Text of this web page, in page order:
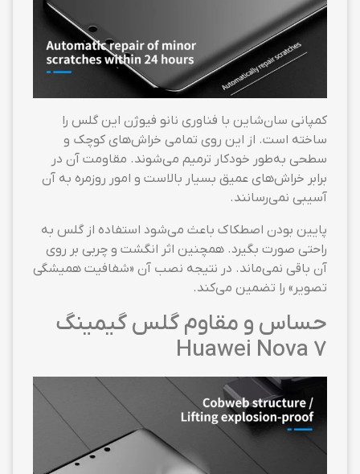
کمپانی سان‌شاین با فناوری نانو فیوژن این گلس را
ساخته است. از این روی تمامی خراش‌های کوچک و
سطحی به‌طور خودکار ترمیم می‌شوند. مقاومت آن در
برابر خراش‌های عمیق بسیار بالاست و امور روزمره به آن
آسیبی نمی‌رسانند.
پایین بودن اصطکاک باعث می‌شود استفاده از گلس به
راحتی صورت بگیرد. همچنین اثر انگشت و چربی بر روی
آن باقی نمی‌ماند. در نتیجه نصب آن «شفافیت همیشگی
تصویر» را تضمین می‌کند.
حساس و مقاوم گلس گیمینگ
Huawei Nova 7